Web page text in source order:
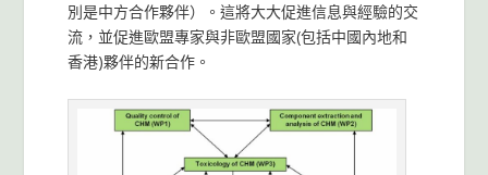
別是中方合作夥伴）。這將大大促進信息與經驗的交
流，並促進歐盟專家與非歐盟國家(包括中國內地和
香港)夥伴的新合作。